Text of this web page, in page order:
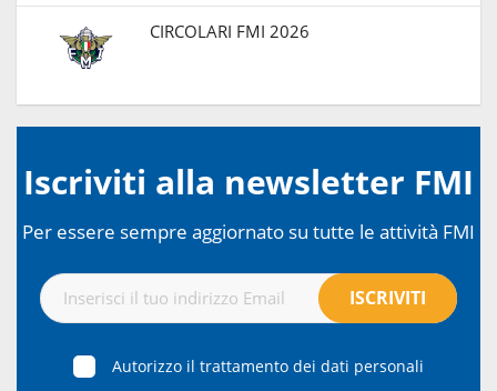
CIRCOLARI FMI 2026
Iscriviti alla newsletter FMI
Per essere sempre aggiornato su tutte le attività FMI
Autorizzo il trattamento dei dati personali